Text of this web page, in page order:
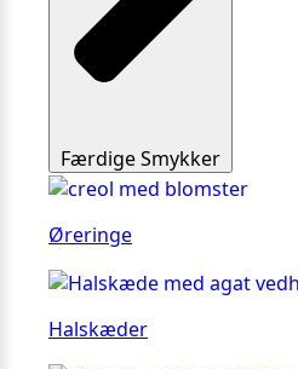
Færdige Smykker
Øreringe
Halskæder